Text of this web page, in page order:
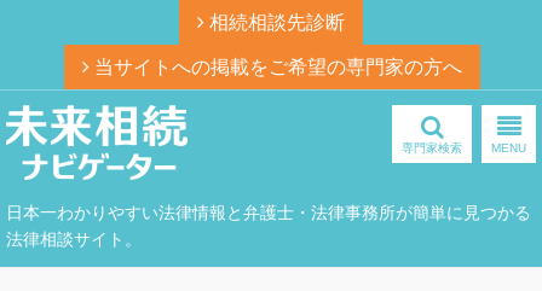
相続相談先診断
当サイトへの掲載をご希望の専門家の方へ
日本一わかりやすい法律情報と弁護士・法律事務所が簡単に見つかる
法律相談サイト。
専門家検索 MENU